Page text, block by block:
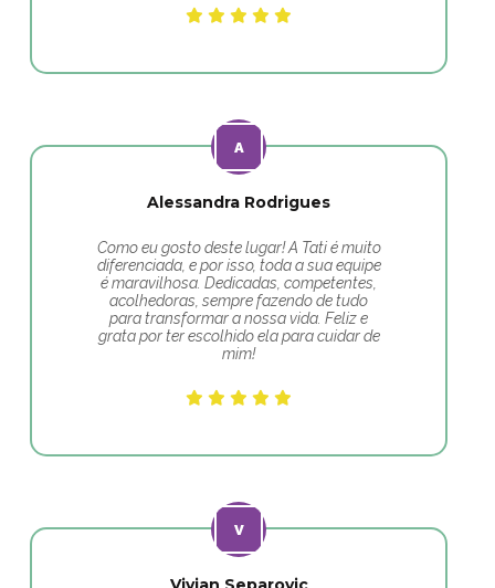
Alessandra Rodrigues
Como eu gosto deste lugar! A Tati é muito
diferenciada, e por isso, toda a sua equipe
é maravilhosa. Dedicadas, competentes,
acolhedoras, sempre fazendo de tudo
para transformar a nossa vida. Feliz e
grata por ter escolhido ela para cuidar de
mim!